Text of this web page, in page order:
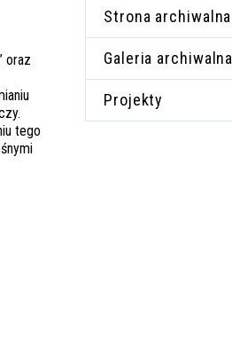
oraz
tego
Strona archiwalna
Galeria archiwalna
Projekty